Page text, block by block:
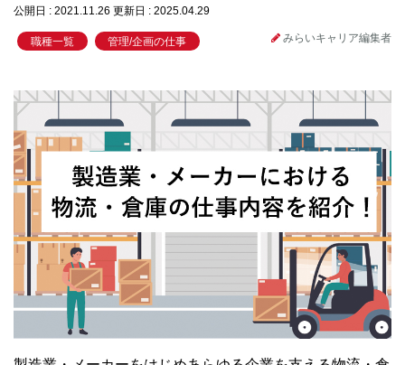
公開日 : 2021.11.26 更新日 : 2025.04.29
職種一覧 管理/企画の仕事 みらいキャリア編集者